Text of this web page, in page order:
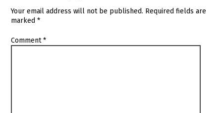
Your email address will not be published. Required fields are
marked*
Comment*